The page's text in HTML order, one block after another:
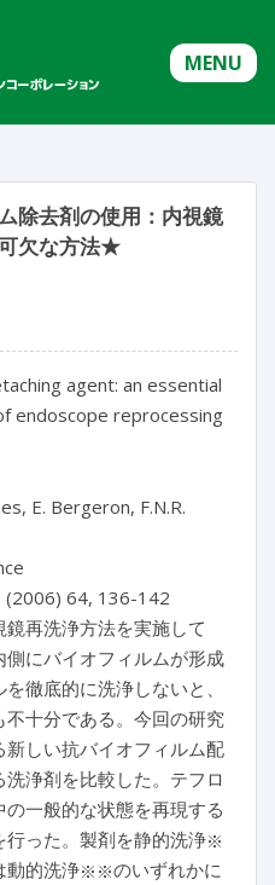
MENU
除去剤の使用：内視鏡
欠な方法★
agent: an essential
endoscope reprocessing
E. Bergeron, F.N.R.
(2006) 64, 136-142
再洗浄方法を実施して
にバイオフィルムが形成
徹底的に洗浄しないと、
十分である。今回の研究
しい抗バイオフィルム配
浄剤を比較した。テフロ
一般的な状態を再現する
った。製剤を静的洗浄※
動的洗浄※※のいずれかに